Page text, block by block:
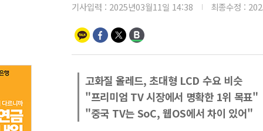
기사입력 : 2025년03월11일 14:38 최종수정 :
고화질 올레드, 초대형 LCD 수요 비슷
"프리미엄 TV 시장에서 명확한 1위 목표"
"중국 TV는 SoC, 웹OS에서 차이 있어"